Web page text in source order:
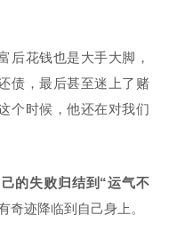
后花钱也是大手大脚，
债，最后甚至迷上了赌
个时候，他还在对我们
的失败归结到“运气不
奇迹降临到自己身上。